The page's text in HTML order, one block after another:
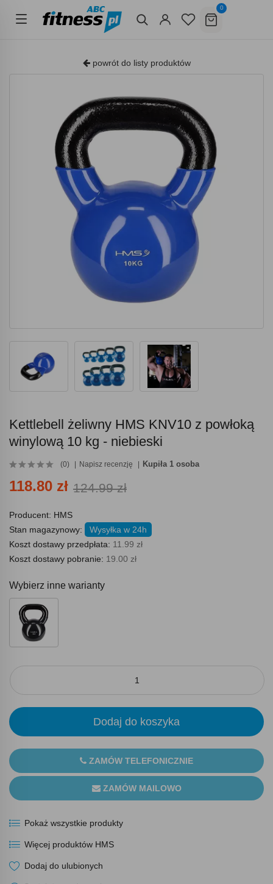
0
powrót do listy produktów
Kettlebell żeliwny HMS KNV10 z powłoką
winylową 10 kg - niebieski
(0) Napisz recenzję Kupiła 1 osoba
118.80 zł 124.99 zł
Producent: HMS
Stan magazynowy:
Wysyłka w 24h
Koszt dostawy przedpłata: 11.99 zł
Koszt dostawy pobranie: 19.00 zł
Wybierz inne warianty
Dodaj do koszyka
ZAMÓW TELEFONICZNIE
ZAMÓW MAILOWO
Pokaż wszystkie produkty
Więcej produktów HMS
Dodaj do ulubionych